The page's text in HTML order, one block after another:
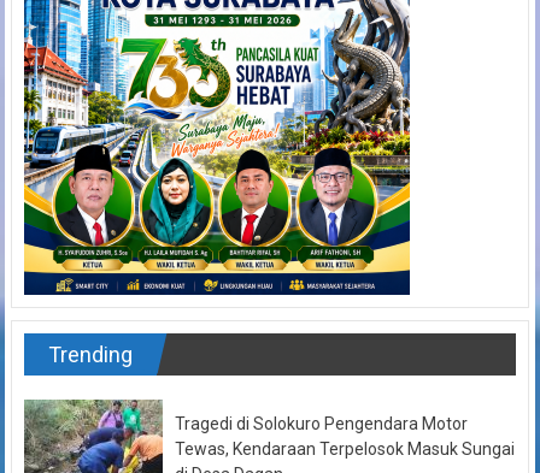
Trending
Tragedi di Solokuro Pengendara Motor
Tewas, Kendaraan Terpelosok Masuk Sungai